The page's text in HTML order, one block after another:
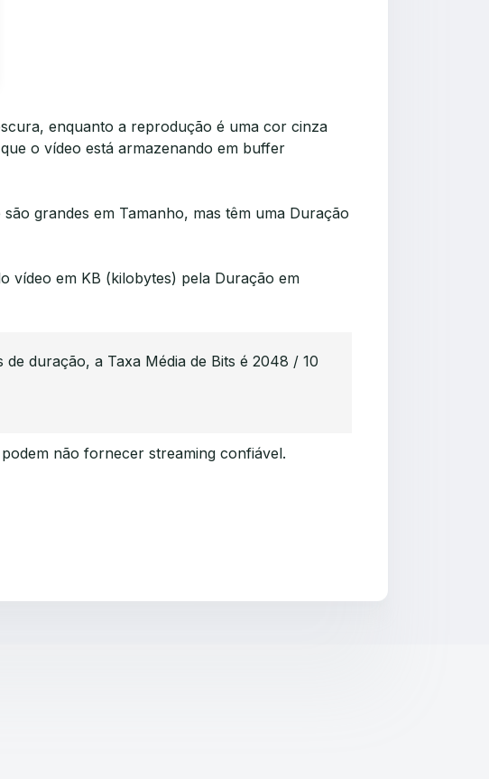
enquanto a reprodução é uma cor cinza
o vídeo está armazenando em buffer
grandes em Tamanho, mas têm uma Duração
vídeo em KB (kilobytes) pela Duração em
duração, a Taxa Média de Bits é 2048 / 10
não fornecer streaming confiável.